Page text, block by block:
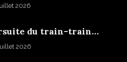
2026
du train-train…
2026